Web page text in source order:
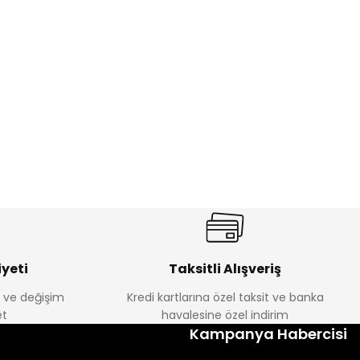
Tayt Koren Kız Çocuk ve Bebek Tayt
ve değişim
Taksitli Alışveriş
Kredi kartlarına özel taksit ve banka
havalesine özel indirim
Kampanya Habercisi